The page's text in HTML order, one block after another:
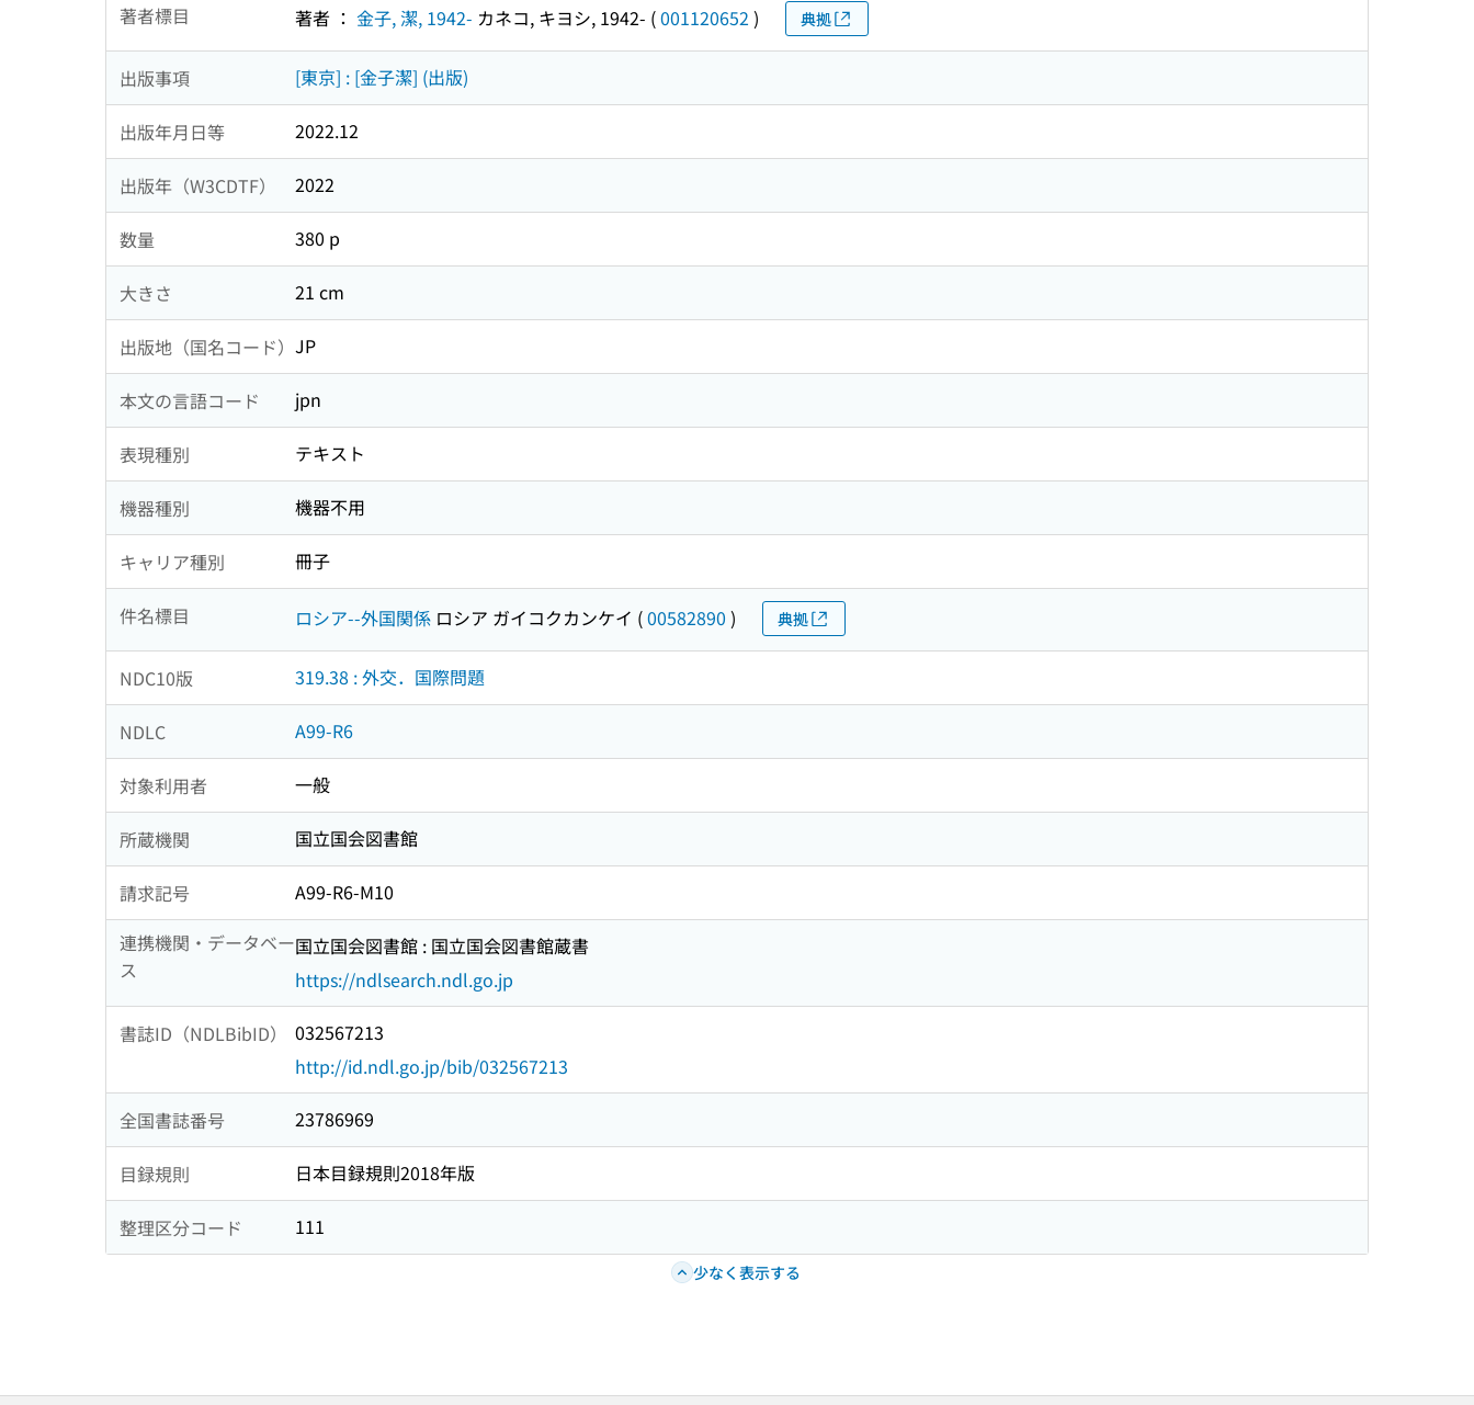
著者標目 著者 ： 金子, 潔, 1942- カネコ, キヨシ, 1942- (001120652 ) 典拠
出版事項 [東京] : [金子潔] (出版)
出版年月日等 2022.12
出版年（W3CDTF） 2022
数量 380 p
大きさ 21 cm
出版地（国名コード） JP
本文の言語コード jpn
表現種別 テキスト
機器種別 機器不用
キャリア種別 冊子
件名標目 ロシア--外国関係 ロシア ガイコクカンケイ (00582890 ) 典拠
NDC10版 319.38 : 外交．国際問題
NDLC A99-R6
対象利用者 一般
所蔵機関 国立国会図書館
請求記号
A99-R6-M10
連携機関・データベー
ス
国立国会図書館 : 国立国会図書館蔵書
https://ndlsearch.ndl.go.jp
書誌ID（NDLBibID）
032567213
http://id.ndl.go.jp/bib/032567213
全国書誌番号 23786969
目録規則 日本目録規則2018年版
整理区分コード 111
少なく表示する